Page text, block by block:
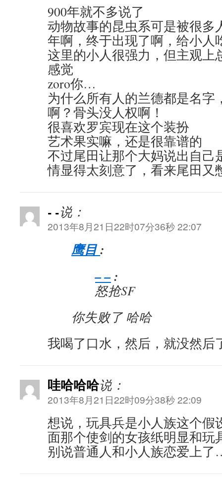
900年就不多说了
动物故事的昆虫系可是被很多
年啊，终于出现了啊，给小人
这里的小人很强力，但主观上
感觉
zoro你…
为什么所有人的兰德都是名字
啊？骨头没人权啊！
很喜欢罗宾现在这个装扮
艺术果实嘛，还是很靠谱的
不过尾田让那个大妈说出自己
情显得太刻意了，看来尾田又
- -说：
2013年8月21日22时07分36秒 22:07
鹰目:
– –:
怒抢SF
你失败了 哈哈
我喝了口水，然后，就没然后
哇哈哈哈说：
2013年8月21日22时09分38秒 22:09
想说，玩具兵是小人族这个假
面那个使剑的女孩纸明显和玩
别说普通人和小人族恋爱上